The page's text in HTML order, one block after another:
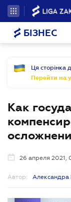
БІЗНЕС
Ця сторінка
Перейти на
Как
26 апреля 2021,
Автор: Александра